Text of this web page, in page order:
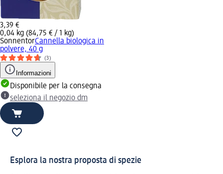
3,39 €
0,04 kg (84,75 € / 1 kg)
SonnentorCannella biologica in
polvere, 40 g
(3)
Informazioni
Disponibile per la consegna
seleziona il negozio dm
Esplora la nostra proposta di spezie